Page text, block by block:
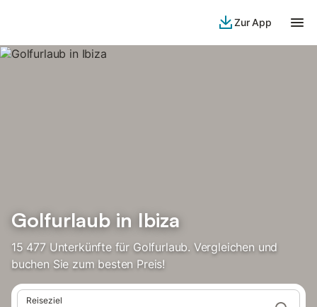
Zur App
Golfurlaub in Ibiza
15 477 Unterkünfte für Golfurlaub. Vergleichen und
buchen Sie zum besten Preis!
Reiseziel